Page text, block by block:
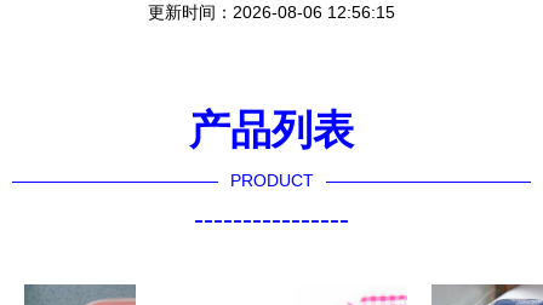
更新时间：2026-08-06 12:56:15
产品列表
PRODUCT
----------------